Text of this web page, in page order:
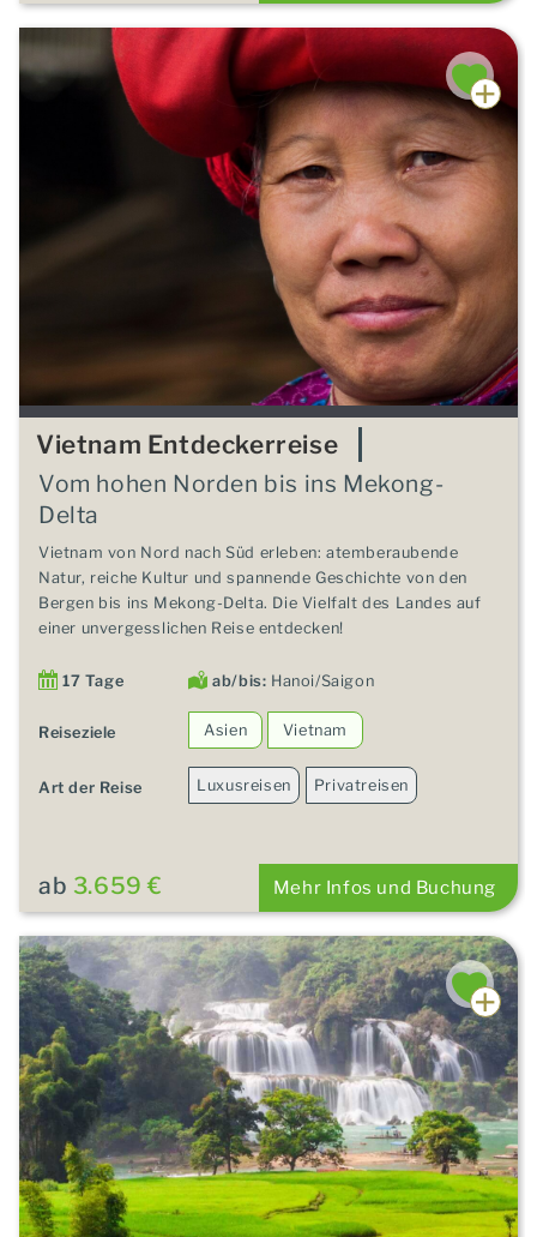
Vietnam Entdeckerreise
Vom hohen Norden bis ins Mekong-
Delta
Vietnam von Nord nach Süd erleben: atemberaubende
Natur, reiche Kultur und spannende Geschichte von den
Bergen bis ins Mekong-Delta. Die Vielfalt des Landes auf
einer unvergesslichen Reise entdecken!
17 Tage ab/bis: Hanoi/Saigon
Reiseziele Asien Vietnam
Art der Reise Luxusreisen Privatreisen
ab 3.659 € Mehr Infos und Buchung